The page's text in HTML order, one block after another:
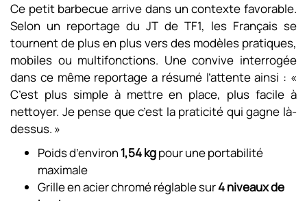
Ce petit barbecue arrive dans un contexte favorable.
Selon un reportage du JT de TF1, les Français se
tournent de plus en plus vers des modèles pratiques,
mobiles ou multifonctions. Une convive interrogée
dans ce même reportage a résumé l’attente ainsi : «
C’est plus simple à mettre en place, plus facile à
nettoyer. Je pense que c’est la praticité qui gagne là-
dessus. »
Poids d’environ 1,54 kgpour une portabilité
maximale
Grille en acier chromé réglable sur4 niveaux de